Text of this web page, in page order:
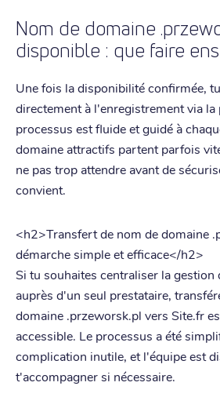
Nom de domaine
disponible : que faire
Une fois la disponibilité confirmée,
directement à l'enregistrement via la
processus est fluide et guidé à
domaine attractifs partent parfois
ne pas trop attendre avant de
convient.
<h2>Transfert de nom de domaine
démarche simple et efficace</h2>
Si tu souhaites centraliser la gestion
auprès d'un seul prestataire,
domaine .przeworsk.pl vers Site.fr
accessible. Le processus a été
complication inutile, et l'équipe est
t'accompagner si nécessaire.